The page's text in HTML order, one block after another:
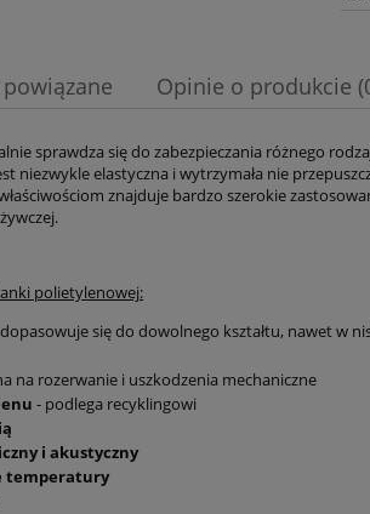
Opinie o produkcie
sprawdza się do zabezpieczania różnego
niezwykle elastyczna i wytrzymała nie
znajduje bardzo szerokie
polietylenowej:
się do dowolnego kształtu, nawet w
na rozerwanie i uszkodzenia mechaniczne
- podlega recyklingowi
i akustyczny
temperatury